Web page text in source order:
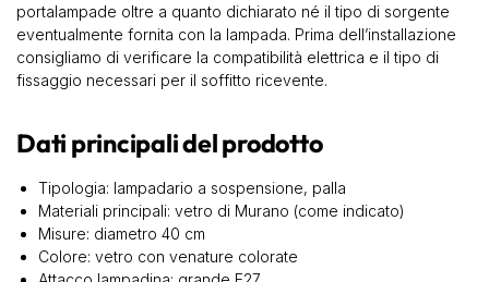
portalampade oltre a quanto dichiarato né il tipo di sorgente
eventualmente fornita con la lampada. Prima dell’installazione
consigliamo di verificare la compatibilità elettrica e il tipo di
fissaggio necessari per il soffitto ricevente.
Dati principali del prodotto
Tipologia: lampadario a sospensione, palla
Materiali principali: vetro di Murano (come indicato)
Misure: diametro 40 cm
Colore: vetro con venature colorate